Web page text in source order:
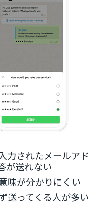
力されたメールアド
が送れない
味が分かりにくい
送ってくる人が多い